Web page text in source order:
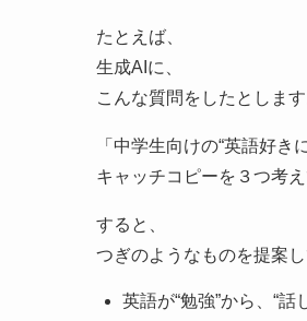
たとえば、
生成AIに、
こんな質問をしたとします
「中学生向けの“英語好き
キャッチコピーを３つ考え
すると、
つぎのようなものを提案し
英語が“勉強”から、“話